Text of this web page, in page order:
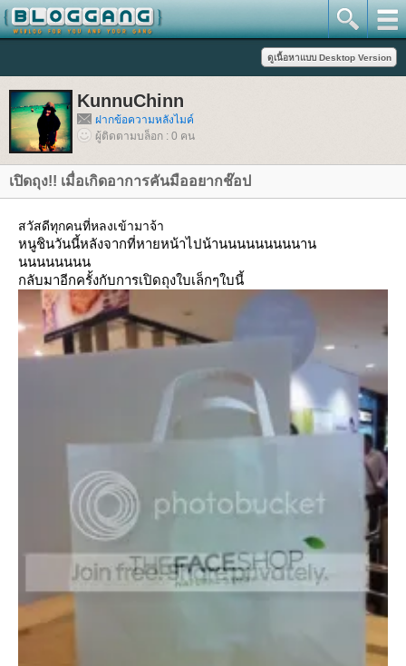
KunnuChinn
ฝากข้อความหลังไมค์
ผู้ติดตามบล็อก : 0 คน
เปิดถุง!! เมื่อเกิดอาการคันมืออยากช๊อป
สวัสดีทุกคนที่หลงเข้ามาจ้า
หนูชินวันนี้หลังจากที่หายหน้าไปน้านนนนนนนนนาน
นนนนนนนน
กลับมาอีกครั้งกับการเปิดถุงใบเล็กๆใบนี้